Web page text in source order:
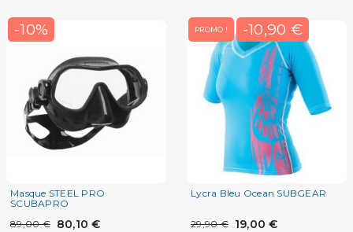
-10%
Masque STEEL PRO
SCUBAPRO
89,00 €
80,10 €
PROMO ! -10,90 €
Lycra Bleu Ocean SUBGEAR
29,90 € 19,00 €